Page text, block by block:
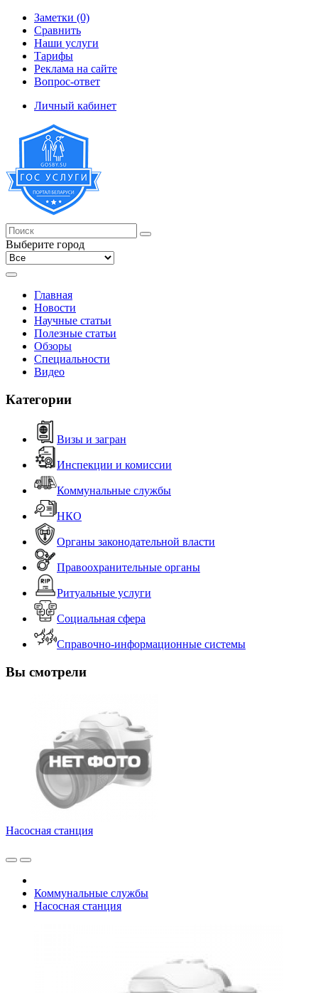
Заметки (0)
Сравнить
Наши услуги
Тарифы
Реклама на сайте
Вопрос-ответ
Личный кабинет
Выберите город
Главная
Новости
Научные статьи
Полезные статьи
Обзоры
Специальности
Видео
Категории
Визы и загран
Инспекции и комиссии
Коммунальные службы
НКО
Органы законодательной власти
Правоохранительные органы
Ритуальные услуги
Социальная сфера
Справочно-информационные системы
Вы смотрели
Насосная станция
Коммунальные службы
Насосная станция